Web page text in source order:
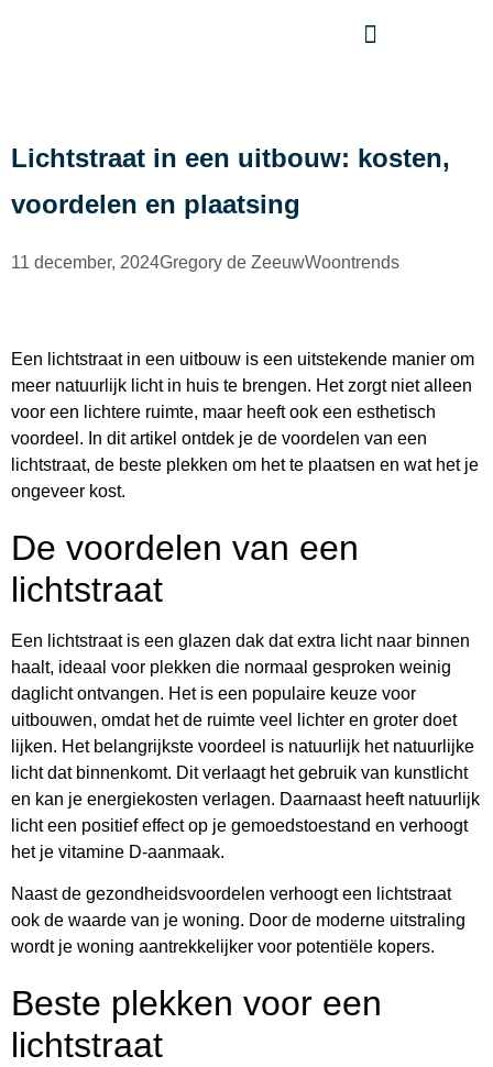
Lichtstraat in een uitbouw: kosten,
voordelen en plaatsing
11 december, 2024Gregory de ZeeuwWoontrends
Een lichtstraat in een uitbouw is een uitstekende manier om
meer natuurlijk licht in huis te brengen. Het zorgt niet alleen
voor een lichtere ruimte, maar heeft ook een esthetisch
voordeel. In dit artikel ontdek je de voordelen van een
lichtstraat, de beste plekken om het te plaatsen en wat het je
ongeveer kost.
De voordelen van een
lichtstraat
Een lichtstraat is een glazen dak dat extra licht naar binnen
haalt, ideaal voor plekken die normaal gesproken weinig
daglicht ontvangen. Het is een populaire keuze voor
uitbouwen, omdat het de ruimte veel lichter en groter doet
lijken. Het belangrijkste voordeel is natuurlijk het natuurlijke
licht dat binnenkomt. Dit verlaagt het gebruik van kunstlicht
en kan je energiekosten verlagen. Daarnaast heeft natuurlijk
licht een positief effect op je gemoedstoestand en verhoogt
het je vitamine D-aanmaak.
Naast de gezondheidsvoordelen verhoogt een lichtstraat
ook de waarde van je woning. Door de moderne uitstraling
wordt je woning aantrekkelijker voor potentiële kopers.
Beste plekken voor een
lichtstraat